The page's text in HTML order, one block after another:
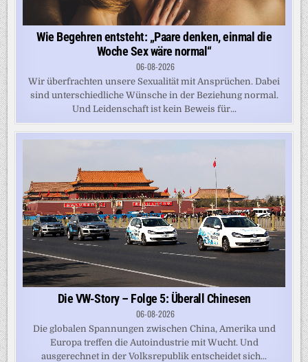
Wie Begehren entsteht: „Paare denken, einmal die
Woche Sex wäre normal“
06-08-2026
Wir überfrachten unsere Sexualität mit Ansprüchen. Dabei
sind unterschiedliche Wünsche in der Beziehung normal.
Und Leidenschaft ist kein Beweis für...
Die VW-Story – Folge 5: Überall Chinesen
06-08-2026
Die globalen Spannungen zwischen China, Amerika und
Europa treffen die Autoindustrie mit Wucht. Und
ausgerechnet in der Volksrepublik entscheidet sich...